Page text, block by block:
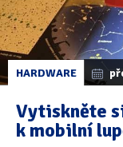
HARDWARE
Vytiskněte
k mobilní